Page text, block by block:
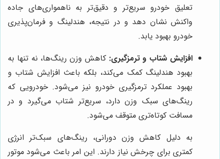
تعلیق خودرو سریع‌تر و دقیق‌تر به ناهمواری‌های جاده
واکنش نشان دهد و در نتیجه، هندلینگ و فرمان‌پذیری
خودرو بهبود یابد.
افزایش شتاب و ترمزگیری: کاهش وزن رینگ‌ها، نه تنها به
بهبود هندلینگ کمک می‌کند، بلکه باعث افزایش شتاب و
بهبود عملکرد ترمزگیری خودرو نیز می‌شود. خودرویی که
رینگ‌های سبک وزن دارد، سریع‌تر شتاب می‌گیرد و در
مسافت کوتاه‌تری متوقف می‌شود.
به دلیل کاهش وزن دورانی، رینگ‌های سبک‌تر انرژی
کمتری برای چرخش نیاز دارند. این امر باعث می‌شود موتور